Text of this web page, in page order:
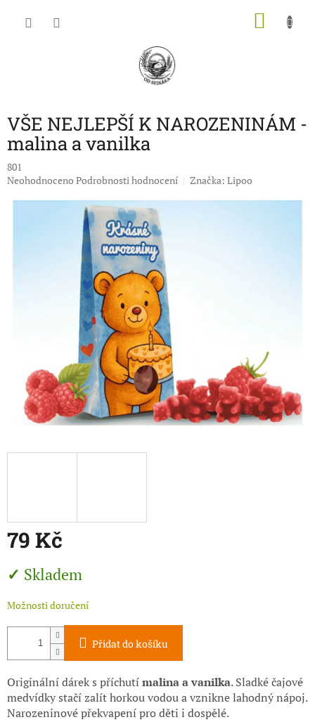
VŠE NEJLEPŠÍ K NAROZENINÁM -
malina a vanilka
801
Průměrné
Neohodnoceno Podrobnosti hodnocení Značka: Lipoo
79 Kč
cena:Skladem
Možnosti doručení
Přidat do košíku
Originální dárek s příchutímalina a vanilka. Sladké čajové
medvídky stačí zalít horkou vodou a vznikne lahodný nápoj.
Narozeninové překvapení pro děti i dospělé.